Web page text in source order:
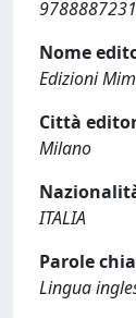
Nome
Edizioni
Città
Milano
ITALIA
Parole
Lingua